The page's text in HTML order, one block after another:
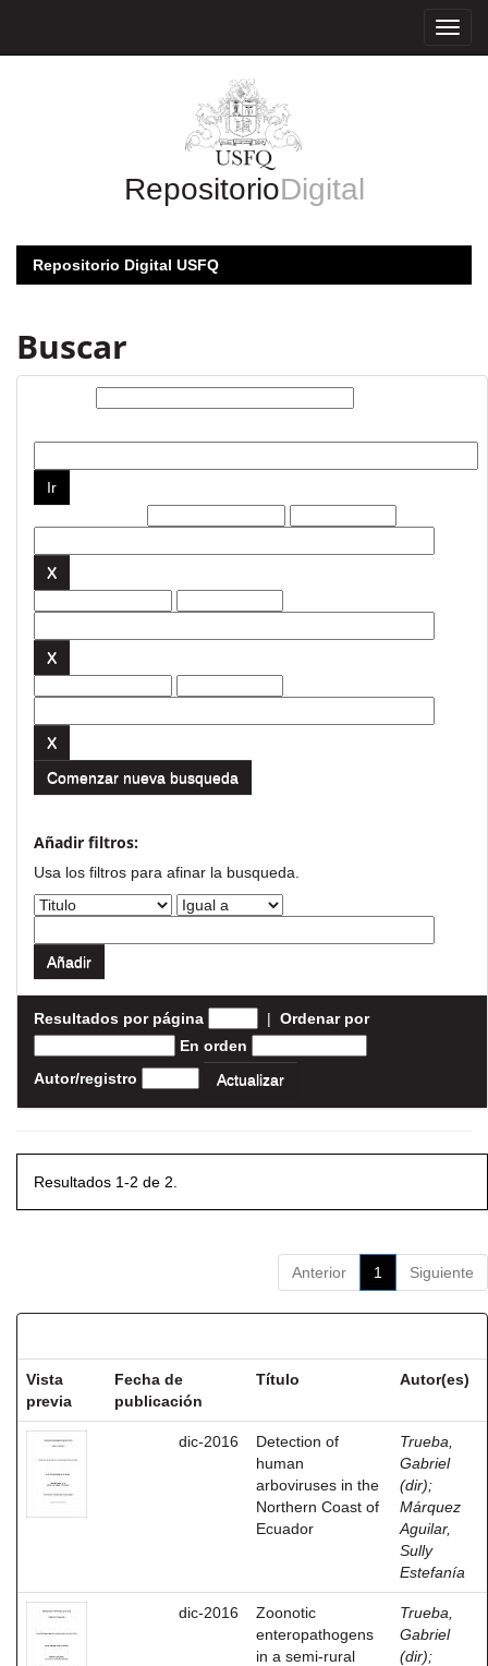
RepositorioDigital
Repositorio Digital USFQ
Buscar
Comenzar nueva busqueda
Añadir filtros:
Usa los filtros para afinar la busqueda.
Resultados por página | Ordenar por
En orden
Autor/registro
Resultados 1-2 de 2.
Anterior 1 Siguiente
Vista
previa
Fecha de
publicación
Título Autor(es)
dic-2016
Detection of
human
arboviruses in the
Northern Coast of
Ecuador
Trueba,
Gabriel
(dir);
Márquez
Aguilar,
Sully
Estefanía
dic-2016
Zoonotic
enteropathogens
in a semi-rural
Trueba,
Gabriel
(dir);